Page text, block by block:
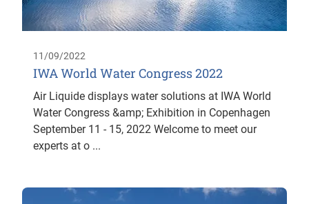
11/09/2022
IWA World Water Congress 2022
Air Liquide displays water solutions at IWA World
Water Congress &amp; Exhibition in Copenhagen
September 11 - 15, 2022 Welcome to meet our
experts at o ...